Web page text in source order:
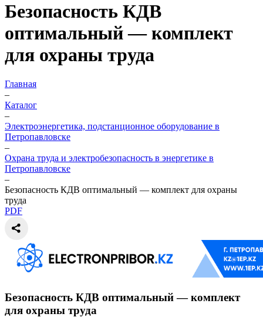
Безопасность КДВ
оптимальный — комплект
для охраны труда
Главная
–
Каталог
–
Электроэнергетика, подстанционное оборудование в
Петропавловске
–
Охрана труда и электробезопасность в энергетике в
Петропавловске
–
Безопасность КДВ оптимальный — комплект для охраны
труда
PDF
Безопасность КДВ оптимальный — комплект
для охраны труда